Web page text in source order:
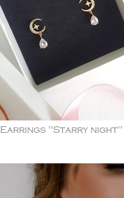
Earrings "Starry night"